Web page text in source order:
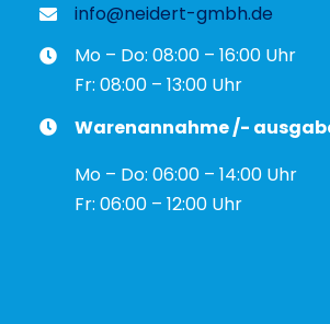
info@neidert-gmbh.de
Mo – Do: 08:00 – 16:00 Uhr
Fr: 08:00 – 13:00 Uhr
Warenannahme /-
Mo – Do: 06:00 – 14:00 Uhr
Fr: 06:00 – 12:00 Uhr